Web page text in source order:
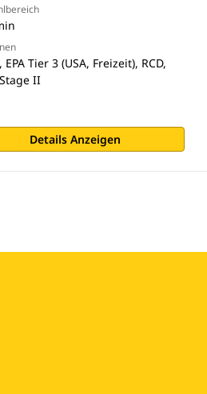
Tier 3 (USA, Freizeit), RCD,
II
Details Anzeigen